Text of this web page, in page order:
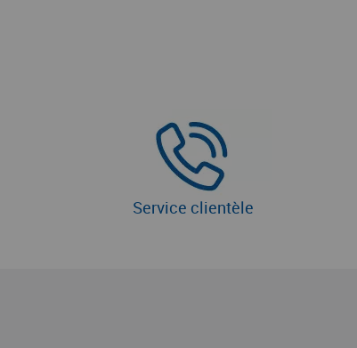
Service clientèle